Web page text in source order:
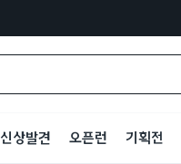
신상발견 오픈런 기획전